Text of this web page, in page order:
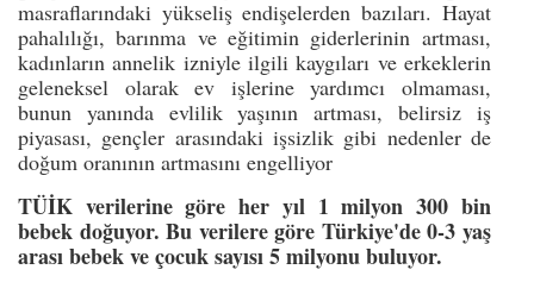
masraflarındaki yükseliş endişelerden bazıları. Hayat
pahalılığı, barınma ve eğitimin giderlerinin artması,
kadınların annelik izniyle ilgili kaygıları ve erkeklerin
geleneksel olarak ev işlerine yardımcı olmaması,
bunun yanında evlilik yaşının artması, belirsiz iş
piyasası, gençler arasındaki işsizlik gibi nedenler de
doğum oranının artmasını engelliyor
TÜİK verilerine göre her yıl 1 milyon 300 bin
bebek doğuyor. Bu verilere göre Türkiye'de 0-3 yaş
arası bebek ve çocuk sayısı 5 milyonu buluyor.